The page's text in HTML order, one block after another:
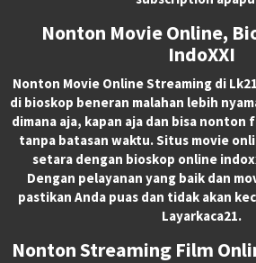
Nonton Movie Online,
IndoXXI
Nonton Movie Online Streaming di
di bioskop beneran malahan lebih
dimana aja, kapan aja dan bisa nonton
tanpa batasan waktu. Situs movie
setara dengan bioskop online
Dengan pelayanan yang baik dan
pastikan Anda puas dan tidak akan
Layarkaca21.
Nonton Streaming Film